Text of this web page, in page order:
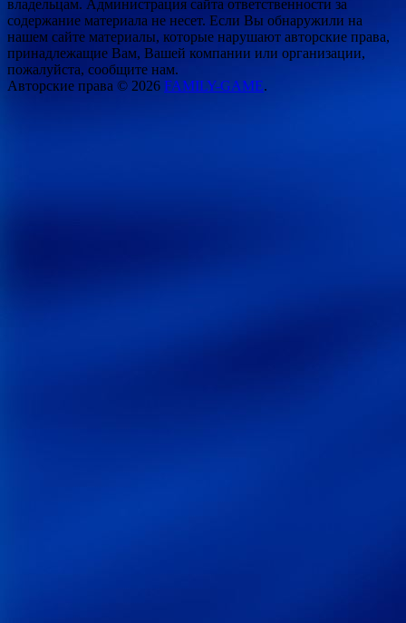
владельцам. Администрация сайта ответственности за
содержание материала не несет. Если Вы обнаружили на
нашем сайте материалы, которые нарушают авторские права,
принадлежащие Вам, Вашей компании или организации,
пожалуйста, сообщите нам.
Авторские права © 2026 FAMILY-GAME.